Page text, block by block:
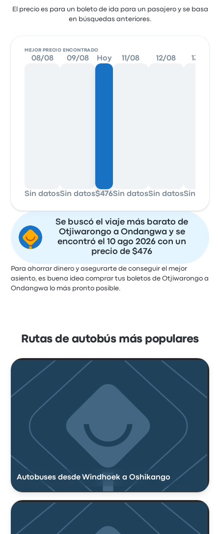
El precio es para un boleto de ida para un pasajero y se basa
en búsquedas anteriores.
MEJOR PRECIO ENCONTRADO
08/08
Sin datos
09/08
Sin datos
Hoy
$476
11/08
Sin datos
12/08
Sin datos
13/08
Sin datos
Se buscó el viaje más barato de
Otjiwarongo a Ondangwa y se
encontró el 10 ago 2026 con un
precio de $476
Para ahorrar dinero y asegurarte de conseguir el mejor
asiento, es buena idea comprar tus boletos de Otjiwarongo a
Ondangwa lo más pronto posible.
Rutas de autobús más populares
Autobuses desde Windhoek a Oshikango